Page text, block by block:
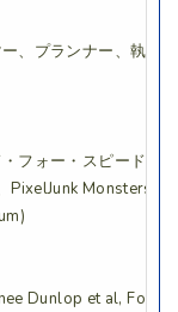
、プランナー、執筆
フォー・スピードな
PixelJunk Monsters
Dunlop et al, Focal